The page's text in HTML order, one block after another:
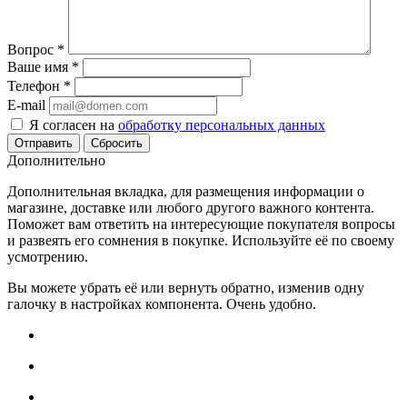
Вопрос *
Ваше имя *
Телефон *
E-mail
Я согласен на обработку персональных данных
Сбросить
Дополнительно
Дополнительная вкладка, для размещения информации о
магазине, доставке или любого другого важного контента.
Поможет вам ответить на интересующие покупателя вопросы
и развеять его сомнения в покупке. Используйте её по своему
усмотрению.
Вы можете убрать её или вернуть обратно, изменив одну
галочку в настройках компонента. Очень удобно.